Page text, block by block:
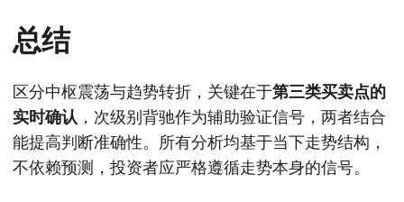
总结
区分中枢震荡与趋势转折，关键在于第三类买卖点的
实时确认 ，次级别背驰作为辅助验证信号，两者结合
能提高判断准确性。所有分析均基于当下走势结构，
不依赖预测，投资者应严格遵循走势本身的信号。